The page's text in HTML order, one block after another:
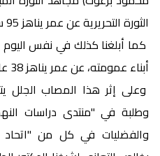
الثورة التحريرية عن عمر يناهز 95 سنة
كما أبلغنا كذلك في نفس
أبناء عمومته، عن عمر يناهز 38 عاما.
وعلى إثر هذا المصاب الجلل
وطلبة في "منتدى دراسات
والفضليات في كل من "اتحاد